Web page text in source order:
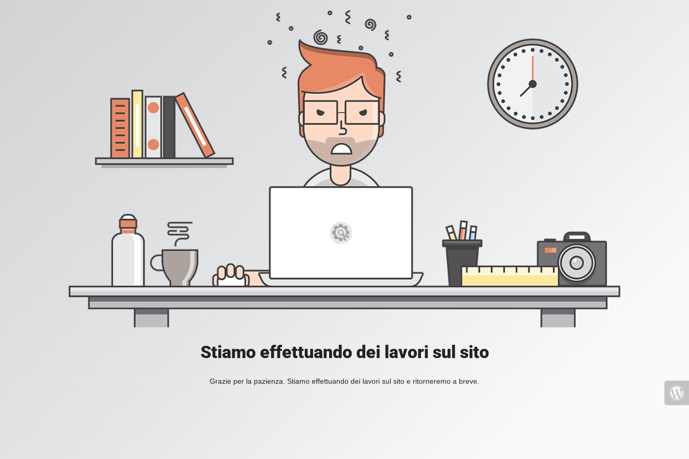
Stiamo effettuando dei lavori sul sito
Grazie per la pazienza. Stiamo effettuando dei lavori sul sito e ritorneremo a breve.